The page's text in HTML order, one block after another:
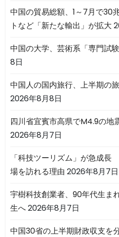
中国の貿易総額、1～7月で
トなど「新たな輸出」が拡大
中国の大学、芸術系「専門試
8日
中国人の国内旅行、上半期の
2026年8月8日
四川省宜賓市高県でM4.9の
2026年8月7日
「科技ツーリズム」が急成
場を訪れる理由 2026年8月7日
宇樹科技創業者、90年代生ま
生へ2026年8月7日
中国30省の上半期財政収支